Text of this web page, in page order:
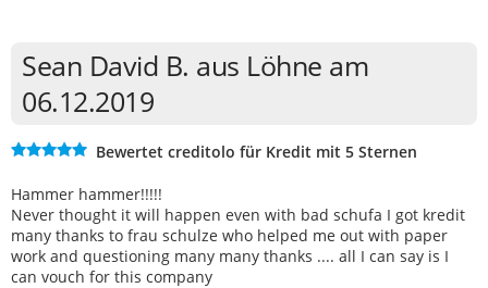
Sean David B. aus Löhne am
06.12.2019
Bewertet creditolo für Kredit mit 5 Sternen
Hammer hammer!!!!!
Never thought it will happen even with bad schufa I got kredit
many thanks to frau schulze who helped me out with paper
work and questioning many many thanks .... all I can say is I
can vouch for this company